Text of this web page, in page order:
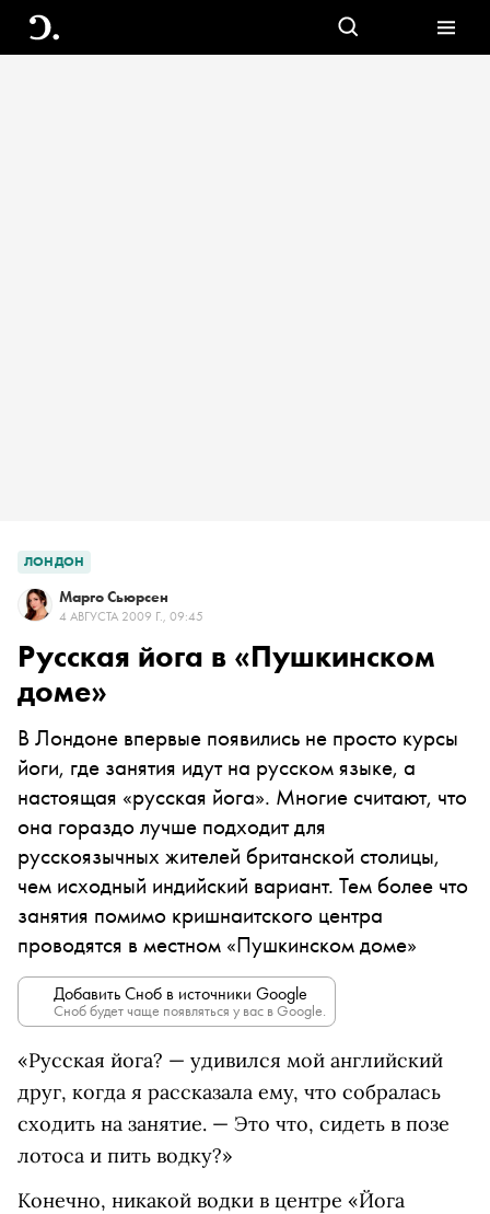
ЛОНДОН
Марго Сьюрсен
4 АВГУСТА 2009 Г., 09:45
Русская йога в «Пушкинском
доме»
В Лондоне впервые появились не просто курсы
йоги, где занятия идут на русском языке, а
настоящая «русская йога». Многие считают, что
она гораздо лучше подходит для
русскоязычных жителей британской столицы,
чем исходный индийский вариант. Тем более что
занятия помимо кришнаитского центра
проводятся в местном «Пушкинском доме»
Добавить Сноб в источники Google
Сноб будет чаще появляться у вас в Google.
«Русская йога? — удивился мой английский
друг, когда я рассказала ему, что собралась
сходить на занятие. — Это что, сидеть в позе
лотоса и пить водку?»
Конечно, никакой водки в центре «Йога